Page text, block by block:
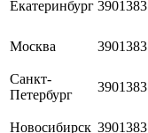
Екатеринбург 3901383
Москва 3901383
Санкт-
Петербург
3901383
Новосибирск 3901383